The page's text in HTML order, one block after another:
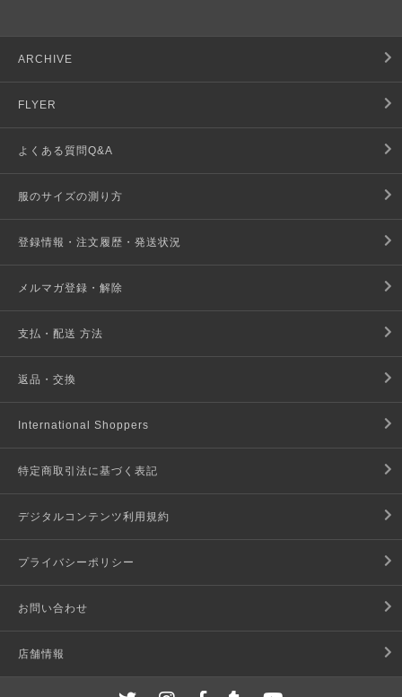
ARCHIVE
FLYER
よくある質問Q&A
服のサイズの測り方
登録情報・注文履歴・発送状況
メルマガ登録・解除
支払・配送 方法
返品・交換
International Shoppers
特定商取引法に基づく表記
デジタルコンテンツ利用規約
プライバシーポリシー
お問い合わせ
店舗情報